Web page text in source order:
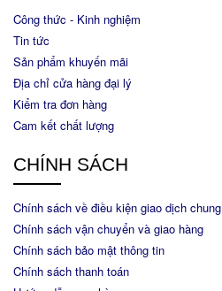
Công thức - Kinh nghiệm
Tin tức
Sản phẩm khuyến mãi
Địa chỉ cửa hàng đại lý
Kiểm tra đơn hàng
Cam kết chất lượng
CHÍNH SÁCH
Chính sách về điều kiện giao dịch chung
Chính sách vận chuyển và giao hàng
Chính sách bảo mật thông tin
Chính sách thanh toán